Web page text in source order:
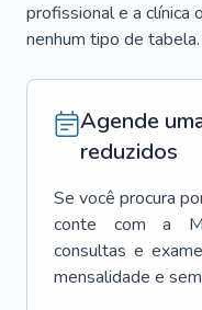
profissional e a clínica
nenhum tipo de tabela.
Agende
reduzidos
Se você procura
conte com a
consultas e
mensalidade e